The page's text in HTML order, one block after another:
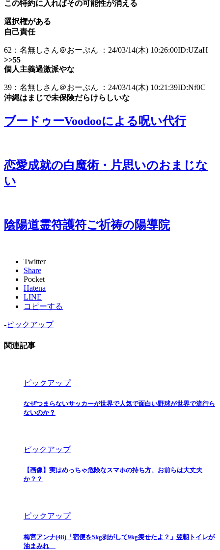
この特約に入ればその可能性が消える
選択権がある
自己責任
62：名無しさん＠おーぷん ：24/03/14(木) 10:26:00ID:UZaH
>>55
個人主義過激派やな
39：名無しさん＠おーぷん ：24/03/14(木) 10:21:39ID:Nf0C
沖縄はまじで未保険だらけらしいな
ブードゥーVoodooによる呪い代行
恋愛成就の白魔術・片思いのおまじな
い
陰陽道霊符護符ご祈祷の陽導院
Twitter
Share
Pocket
Hatena
LINE
コピーする
-ピックアップ
関連記事
ピックアップ
なぜつまらないサッカーが世界で人気で面白い野球が世界で流行ら
ないのか？
ピックアップ
【画像】実はめっちゃ危険なスマホの持ち方、お前らは大丈夫
か？？
ピックアップ
梅宮アンナ(48)「宿便を5kg剥がして9kg痩せたよ？」翌朝トイレが
油まみれ